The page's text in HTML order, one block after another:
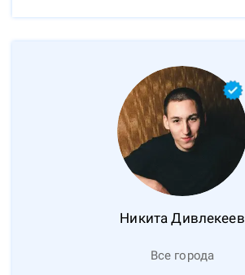
Никита Дивлекеев
Все города